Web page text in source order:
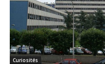
Curiosités